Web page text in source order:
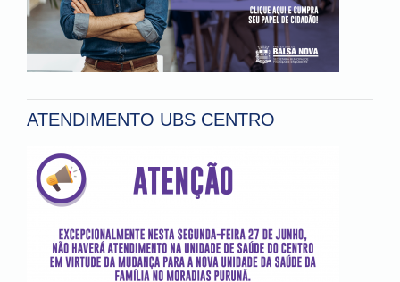
ATENDIMENTO UBS CENTRO